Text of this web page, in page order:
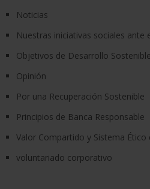
Noticias
Nuestras iniciativas sociales ante
Objetivos de Desarrollo Sostenible
Opinión
Por una Recuperación Sostenible
Principios de Banca Responsable
Valor Compartido y Sistema Ético
voluntariado corporativo